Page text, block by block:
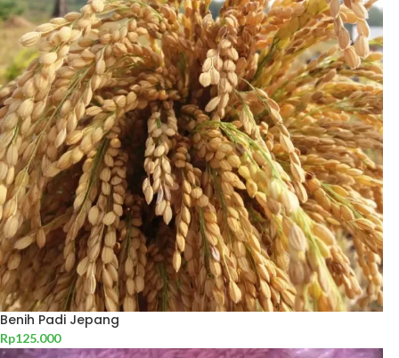
Benih Padi Jepang
Rp125.000